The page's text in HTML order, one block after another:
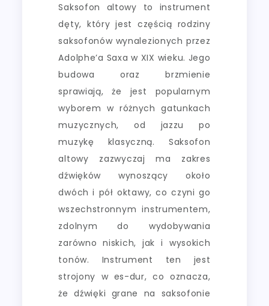
Saksofon altowy to instrument
dęty, który jest częścią rodziny
saksofonów wynalezionych przez
Adolphe’a Saxa w XIX wieku. Jego
budowa oraz brzmienie
sprawiają, że jest popularnym
wyborem w różnych gatunkach
muzycznych, od jazzu po
muzykę klasyczną. Saksofon
altowy zazwyczaj ma zakres
dźwięków wynoszący około
dwóch i pół oktawy, co czyni go
wszechstronnym instrumentem,
zdolnym do wydobywania
zarówno niskich, jak i wysokich
tonów. Instrument ten jest
strojony w es-dur, co oznacza,
że dźwięki grane na saksofonie